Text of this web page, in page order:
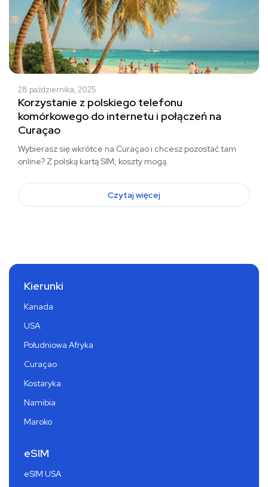
28 października, 2025
Korzystanie z polskiego telefonu
komórkowego do internetu i połączeń na
Curaçao
Wybierasz się wkrótce na Curaçao i chcesz pozostać tam
online? Z polską kartą SIM, koszty mogą.
Czytaj więcej
Kierunki
Kanada
USA
Południowa Afryka
Curaçao
Kostaryka
Namibia
Maroko
eSIM
eSIM USA